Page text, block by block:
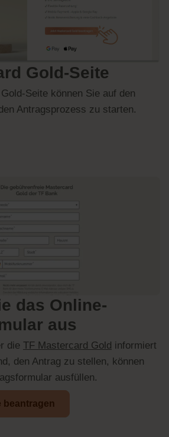
Gold-Seite
Seite können Sie auf den
Antragsprozess zu starten.
das Online-
aus
die TF Mastercard Gold informiert
den Antrag zu stellen, können
ausfüllen.
beantragen